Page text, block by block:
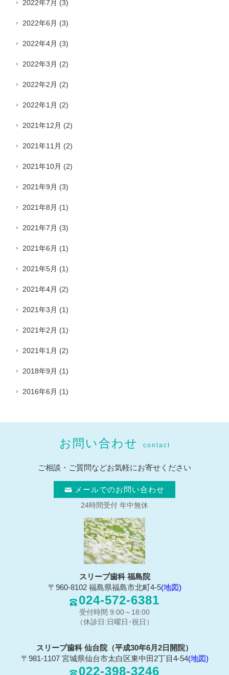
2022年7月 (3)
2022年6月 (3)
2022年4月 (3)
2022年3月 (2)
2022年2月 (2)
2022年1月 (2)
2021年12月 (2)
2021年11月 (2)
2021年10月 (2)
2021年9月 (3)
2021年8月 (1)
2021年7月 (3)
2021年6月 (1)
2021年5月 (1)
2021年4月 (2)
2021年3月 (1)
2021年2月 (1)
2021年1月 (2)
2018年9月 (1)
2016年6月 (1)
お問い合わせ contact
ご相談・ご質問などお気軽にお寄せください
メールでのお問い合わせ
24時間受付 年中無休
スリープ歯科 福島院
〒960-8102 福島県福島市北町4-5(地図)
024-572-6381
受付時間 9:00～18:00
（休診日:日曜日･祝日）
スリープ歯科 仙台院（平成30年6月2日開院）
〒981-1107 宮城県仙台市太白区東中田2丁目4-54(地図)
022-398-3246